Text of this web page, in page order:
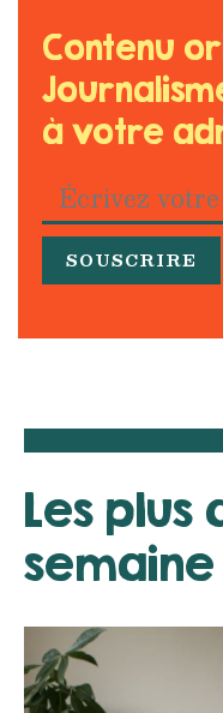
Contenu
à votre
Les plus
semaine